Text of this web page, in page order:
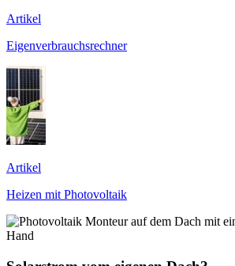
Artikel
Eigenverbrauchsrechner
Artikel
Heizen mit Photovoltaik